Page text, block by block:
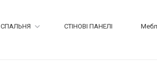
СПАЛЬНЯ СТІНОВІ ПАНЕЛІ